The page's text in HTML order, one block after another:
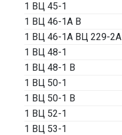
1 ВЦ 45-1
1 ВЦ 46-1А В
1 ВЦ 46-1А ВЦ 229-2А
1 ВЦ 48-1
1 ВЦ 48-1 В
1 ВЦ 50-1
1 ВЦ 50-1 В
1 ВЦ 52-1
1 ВЦ 53-1